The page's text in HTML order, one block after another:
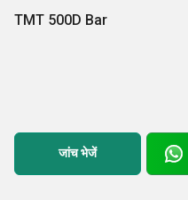
TMT 500D Bar
जांच भेजें